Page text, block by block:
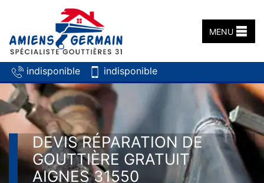
indisponible indisponible
MENU
DEVIS RÉPARATION DE
GOUTTIÈRE GRATUIT
AIGNES 31550